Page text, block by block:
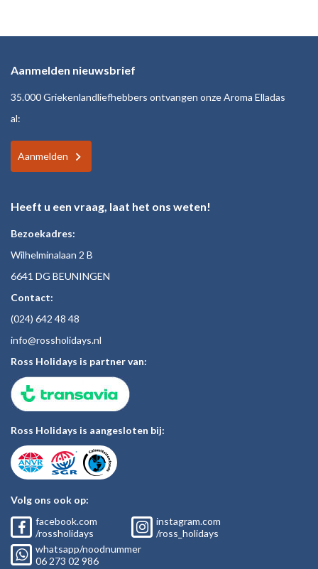
Aanmelden nieuwsbrief
35.000 Griekenlandliefhebbers ontvangen onze Aroma Elladas
al:
Aanmelden
Heeft u een vraag, laat het ons weten!
Bezoekadres:
Wilhelminalaan 2 B
6641 DG BEUNINGEN
Contact:
(024) 642 48 48
info@rossholidays.nl
Ross Holidays is partner van:
Ross Holidays is aangesloten bij:
Volg ons ook op:
facebook.com
/rossholidays
instagram.com
/ross_holidays
whatsapp/noodnummer
06 273 02 986